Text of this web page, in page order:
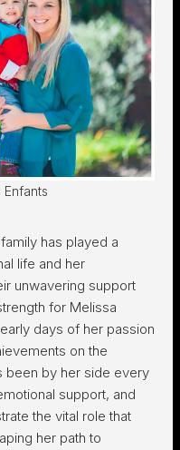
Enfants
has played a
life and her
unwavering support
for Melissa
days of her passion
on the
been by her side every
support, and
the vital role that
her path to